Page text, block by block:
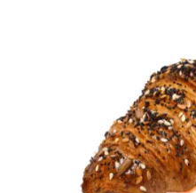
Create